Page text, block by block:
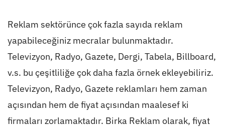
Reklam sektörünce çok fazla sayıda reklam
yapabileceğiniz mecralar bulunmaktadır.
Televizyon, Radyo, Gazete, Dergi, Tabela, Billboard,
v.s. bu çeşitliliğe çok daha fazla örnek ekleyebiliriz.
Televizyon, Radyo, Gazete reklamları hem zaman
açısından hem de fiyat açısından maalesef ki
firmaları zorlamaktadır. Birka Reklam olarak, fiyat